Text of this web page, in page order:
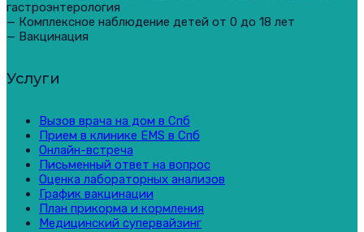
гастроэнтерология
— Комплексное наблюдение детей от 0 до 18 лет
— Вакцинация
Услуги
Вызов врача на дом в Спб
Прием в клинике EMS в Спб
Онлайн-встреча
Письменный ответ на вопрос
Оценка лабораторных анализов
График вакцинации
План прикорма и кормления
Медицинский супервайзинг